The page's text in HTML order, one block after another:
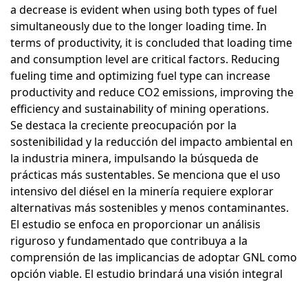
a decrease is evident when using both types of fuel
simultaneously due to the longer loading time. In
terms of productivity, it is concluded that loading time
and consumption level are critical factors. Reducing
fueling time and optimizing fuel type can increase
productivity and reduce CO2 emissions, improving the
efficiency and sustainability of mining operations.
Se destaca la creciente preocupación por la
sostenibilidad y la reducción del impacto ambiental en
la industria minera, impulsando la búsqueda de
prácticas más sustentables. Se menciona que el uso
intensivo del diésel en la minería requiere explorar
alternativas más sostenibles y menos contaminantes.
El estudio se enfoca en proporcionar un análisis
riguroso y fundamentado que contribuya a la
comprensión de las implicancias de adoptar GNL como
opción viable. El estudio brindará una visión integral